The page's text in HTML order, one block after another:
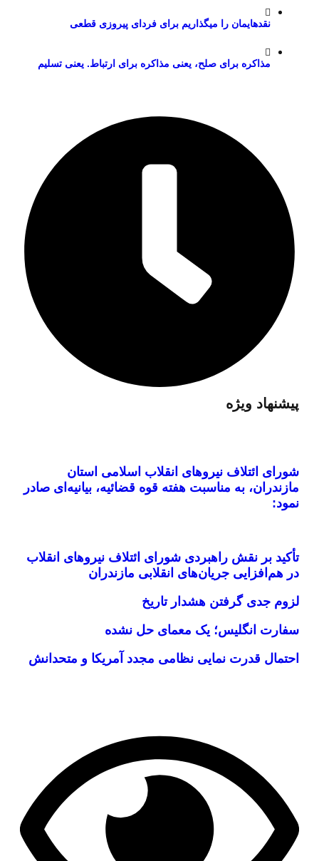
نقدهایمان را میگذاریم برای فردای پیروزی قطعی
مذاکره برای صلح، یعنی مذاکره برای ارتباط. یعنی تسلیم
پیشنهاد ویژه
شورای ائتلاف نیروهای انقلاب اسلامی استان
مازندران، به مناسبت هفته قوه قضائیه، بیانیه‌ای صادر
نمود:
تأکید بر نقش راهبردی شورای ائتلاف نیروهای انقلاب
در هم‌افزایی جریان‌های انقلابی مازندران
لزوم جدی گرفتن هشدار تاریخ
سفارت انگلیس؛ یک معمای حل نشده
احتمال قدرت نمایی نظامی مجدد آمریکا و متحدانش